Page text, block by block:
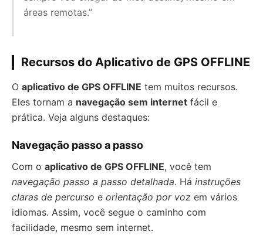
áreas remotas.”
Recursos do Aplicativo de GPS OFFLINE
O aplicativo de GPS OFFLINE tem muitos recursos.
Eles tornam a navegação sem internet fácil e
prática. Veja alguns destaques:
Navegação passo a passo
Com o aplicativo de GPS OFFLINE, você tem
navegação passo a passo detalhada. Há instruções
claras de percurso e orientação por voz em vários
idiomas. Assim, você segue o caminho com
facilidade, mesmo sem internet.